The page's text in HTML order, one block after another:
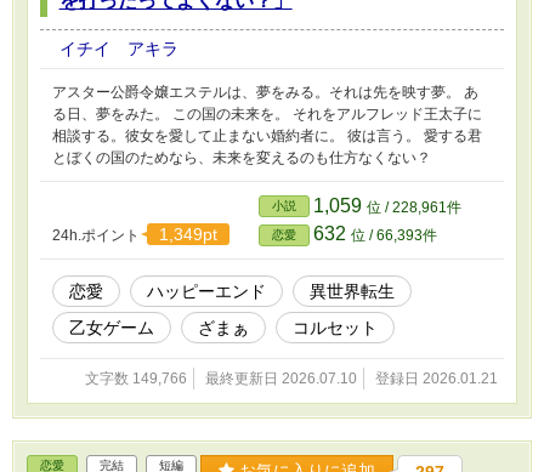
イチイ アキラ
アスター公爵令嬢エステルは、夢をみる。それは先を映す夢。 あ
る日、夢をみた。 この国の未来を。 それをアルフレッド王太子に
相談する。彼女を愛して止まない婚約者に。 彼は言う。 愛する君
とぼくの国のためなら、未来を変えるのも仕方なくない？
24h.ポイント 1,349pt
小説 1,059 位 / 228,961件
恋愛 632 位 / 66,393件
恋愛 ハッピーエンド
異世界転生
乙女ゲーム
ざまぁ コルセット
文字数 149,766 最終更新日 2026.07.10 登録日 2026.01.21
恋愛 完結 短編